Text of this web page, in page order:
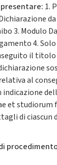
1.
3. Modulo
4.
il titolo
al
et studiorum
di ciascun